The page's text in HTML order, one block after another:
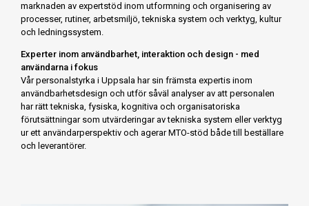
marknaden av expertstöd inom utformning och organisering av
processer, rutiner, arbetsmiljö, tekniska system och verktyg, kultur
och ledningssystem.
Experter inom användbarhet, interaktion och design - med
användarna i fokus
Vår personalstyrka i Uppsala har sin främsta expertis inom
användbarhetsdesign och utför såväl analyser av att personalen
har rätt tekniska, fysiska, kognitiva och organisatoriska
förutsättningar som utvärderingar av tekniska system eller verktyg
ur ett användarperspektiv och agerar MTO-stöd både till beställare
och leverantörer.